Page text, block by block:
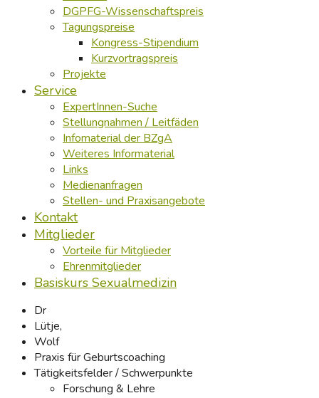
DGPFG-Wissenschaftspreis
Tagungspreise
Kongress-Stipendium
Kurzvortragspreis
Projekte
Service
ExpertInnen-Suche
Stellungnahmen / Leitfäden
Infomaterial der BZgA
Weiteres Informaterial
Links
Medienanfragen
Stellen- und Praxisangebote
Kontakt
Mitglieder
Vorteile für Mitglieder
Ehrenmitglieder
Basiskurs Sexualmedizin
Dr
Lütje,
Wolf
Praxis für Geburtscoaching
Tätigkeitsfelder / Schwerpunkte
Forschung & Lehre